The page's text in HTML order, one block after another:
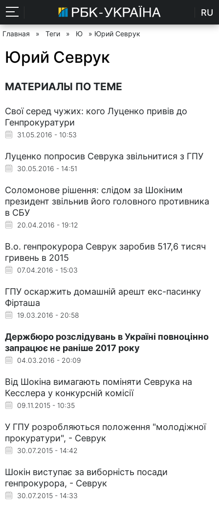
RU
Главная » Теги » Ю » Юрий Севрук
Юрий Севрук
МАТЕРИАЛЫ ПО ТЕМЕ
Свої серед чужих: кого Луценко привів до
Генпрокуратури
31.05.2016 - 10:53
Луценко попросив Севрука звільнитися з ГПУ
30.05.2016 - 14:51
Соломонове рішення: слідом за Шокіним
президент звільнив його головного противника
в СБУ
20.04.2016 - 19:12
В.о. генпрокурора Севрук заробив 517,6 тисяч
гривень в 2015
07.04.2016 - 15:03
ГПУ оскаржить домашній арешт екс-пасинку
Фірташа
19.03.2016 - 20:58
Держбюро розслідувань в Україні повноцінно
запрацює не раніше 2017 року
04.03.2016 - 20:09
Від Шокіна вимагають поміняти Севрука на
Кесслера у конкурсній комісії
09.11.2015 - 10:35
У ГПУ розробляються положення "молодіжної
прокуратури", - Севрук
30.07.2015 - 14:42
Шокін виступає за виборність посади
генпрокурора, - Севрук
30.07.2015 - 14:33